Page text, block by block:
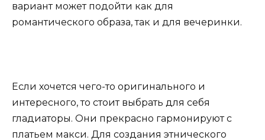
вариант может подойти как для
романтического образа, так и для вечеринки.
Если хочется чего-то оригинального и
интересного, то стоит выбрать для себя
гладиаторы. Они прекрасно гармонируют с
платьем макси. Для создания этнического